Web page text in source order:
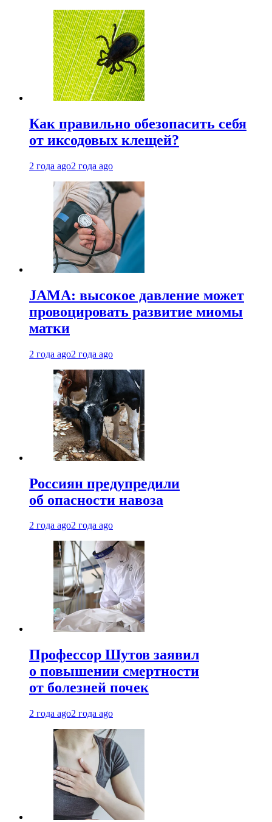
Как правильно обезопасить себя
от иксодовых клещей?
2 года ago2 года ago
JAMA: высокое давление может
провоцировать развитие миомы
матки
2 года ago2 года ago
Россиян предупредили
об опасности навоза
2 года ago2 года ago
Профессор Шутов заявил
о повышении смертности
от болезней почек
2 года ago2 года ago